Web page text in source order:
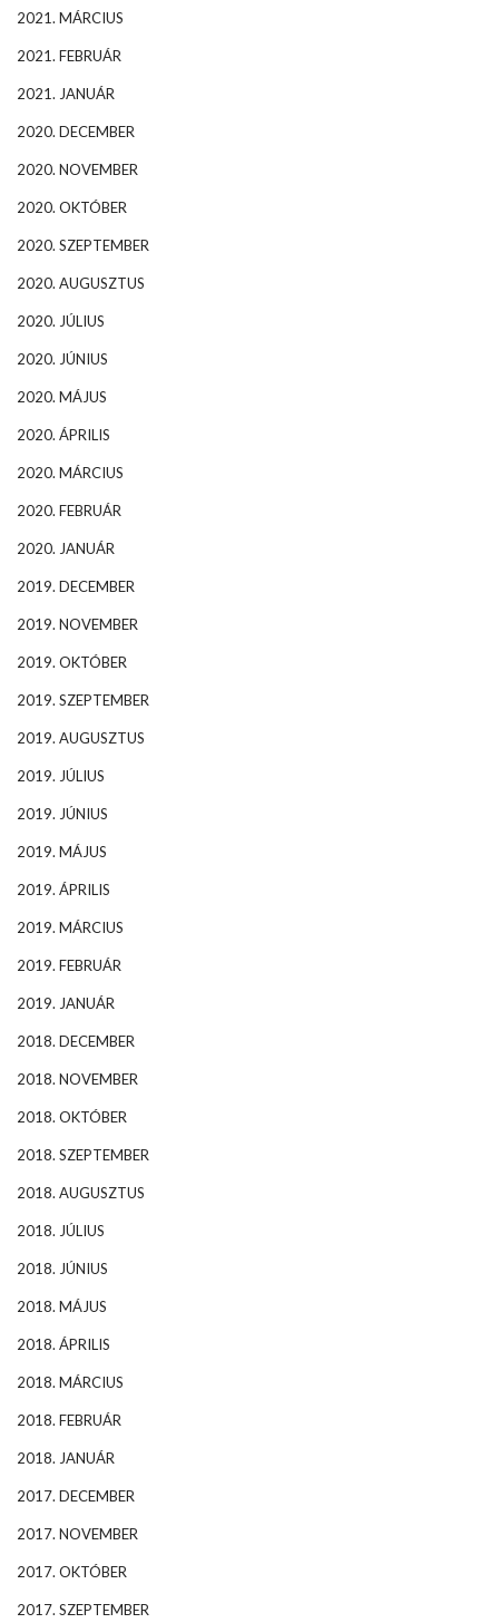
2021. MÁRCIUS
2021. FEBRUÁR
2021. JANUÁR
2020. DECEMBER
2020. NOVEMBER
2020. OKTÓBER
2020. SZEPTEMBER
2020. AUGUSZTUS
2020. JÚLIUS
2020. JÚNIUS
2020. MÁJUS
2020. ÁPRILIS
2020. MÁRCIUS
2020. FEBRUÁR
2020. JANUÁR
2019. DECEMBER
2019. NOVEMBER
2019. OKTÓBER
2019. SZEPTEMBER
2019. AUGUSZTUS
2019. JÚLIUS
2019. JÚNIUS
2019. MÁJUS
2019. ÁPRILIS
2019. MÁRCIUS
2019. FEBRUÁR
2019. JANUÁR
2018. DECEMBER
2018. NOVEMBER
2018. OKTÓBER
2018. SZEPTEMBER
2018. AUGUSZTUS
2018. JÚLIUS
2018. JÚNIUS
2018. MÁJUS
2018. ÁPRILIS
2018. MÁRCIUS
2018. FEBRUÁR
2018. JANUÁR
2017. DECEMBER
2017. NOVEMBER
2017. OKTÓBER
2017. SZEPTEMBER